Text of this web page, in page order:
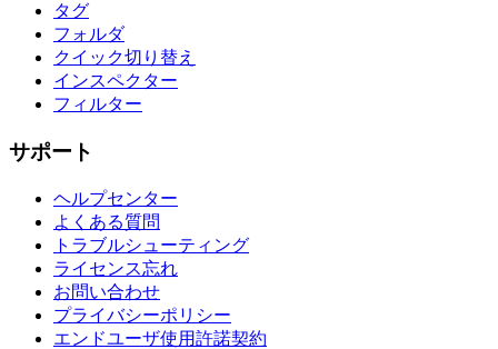
タグ
フォルダ
クイック切り替え
インスペクター
フィルター
サポート
ヘルプセンター
よくある質問
トラブルシューティング
ライセンス忘れ
お問い合わせ
プライバシーポリシー
エンドユーザ使用許諾契約